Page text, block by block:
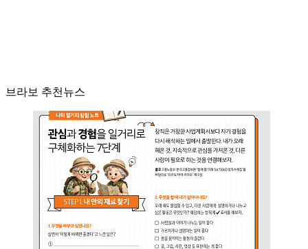
브라보 추천뉴스